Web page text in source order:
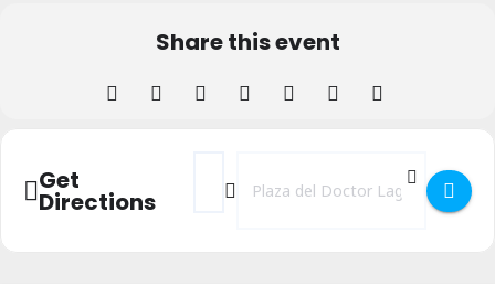
Share this event
Get
Directions
Address - Mercado Ecológico en
Destination Address - Mercado